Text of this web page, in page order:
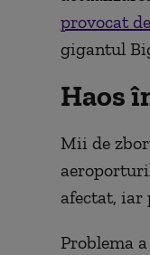
provocat
gigantul
Haos
Mii de
afectat, iar
Problema